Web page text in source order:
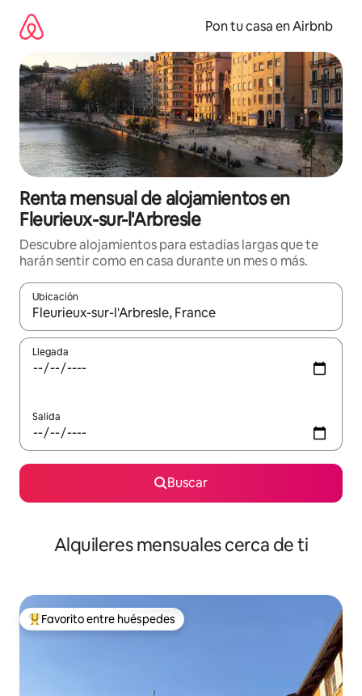
contenido
Pon tu casa en Airbnb
Renta mensual de alojamientos en
Fleurieux-sur-l'Arbresle
Descubre alojamientos para estadías largas que te
harán sentir como en casa durante un mes o más.
Ubicación
Cuando los resultados estén disponibles, navega con las
Llegada
Salida
Buscar
Alquileres mensuales cerca de ti
Favorito entre huéspedes preferido
Favorito entre huéspedes